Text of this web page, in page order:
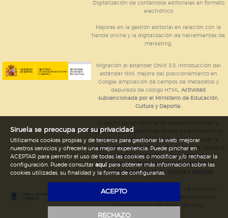
Digitalización de contenidos editoriales en formato
electrónico
Mejoras en la gestión editorial en relación con la
tienda online y la digitalización de herramientas de
marketing.
Migración al estándar ONIX 3.0; introducción del
estándar ISNI; mejora del posicionamiento en
Google; ampliación de campos de metadatos y
depurado de código HTML.Actividad
subvencionada por el Ministerio de Educación,
Cultura y Deporte.
página web de ediciones Siruela para dispositivos
móviles en todos sus formatos para impulsar la
comercialización de contenidos culturales legales e
implementación de los recursos tecnológicos
necesarios.Actividad subvencionada por el
Ministerio de Educación, Cultura y Deporte.
Ediciones Siruela ha percibido una ayuda del
Internacionales del sector del libro.
Siruela se preocupa por su privacidad
Utilizamos cookies propias y de terceros para gestionar la web, mejorar
nuestros servicios y ofrecerle una mejor experiencia. Puede pinchar en
ACEPTAR para permitir el uso de todas las cookies o modificar y/o rechazar la
configuración. Puede consultar aquípara obtener más información sobre las
cookies utilizadas, su finalidad y la forma de configurarlas.
ACEPTO
RECHAZO